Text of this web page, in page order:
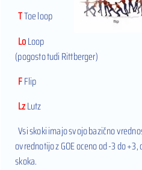
TToe loop
LoLoop
(pogosto tudi Rittberger)
FFlip
LzLutz
Vsi skoki imajo svojo bazično
ovrednotijo z GOE oceno od -3 do
skoka.